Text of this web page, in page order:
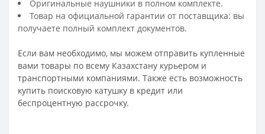
Оригинальные наушники в полном комплекте.
Товар на официальной гарантии от поставщика: вы
получаете полный комплект документов.
Если вам необходимо, мы можем отправить купленные
вами товары по всему Казахстану курьером и
транспортными компаниями. Также есть возможность
купить поисковую катушку в кредит или
беспроцентную рассрочку.